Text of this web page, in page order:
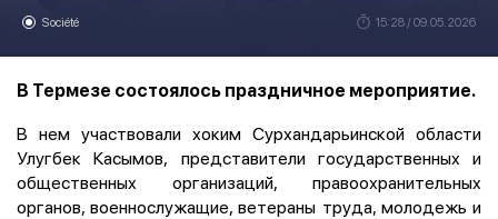
Société 15:28 / 09.05.2026
В Термезе состоялось праздничное мероприятие.
В нем участвовали хоким Сурхандарьинской области
Улугбек Касымов, представители государственных и
общественных организаций, правоохранительных
органов, военнослужащие, ветераны труда, молодежь и